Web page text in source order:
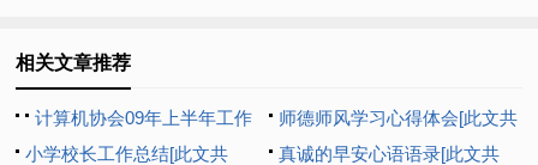
相关文章推荐
计算机协会09年上半年工作
总结暨下半年工作打算[此文共
师德师风学习心得体会[此文共
952字]
小学校长工作总结[此文共
真诚的早安心语语录[此文共